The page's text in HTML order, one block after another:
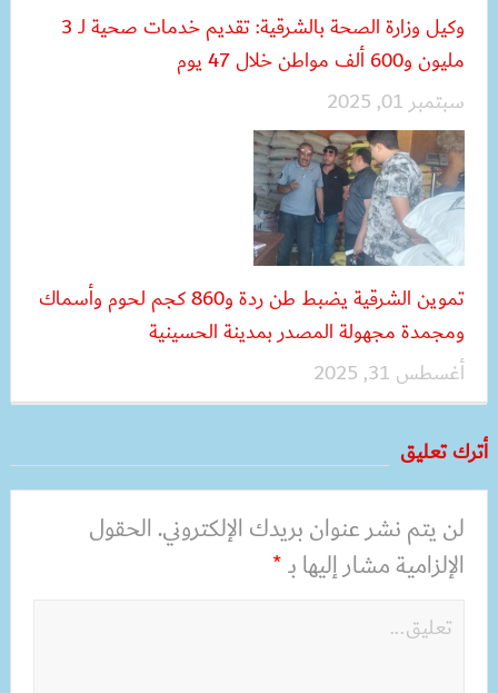
وكيل وزارة الصحة بالشرقية: تقديم خدمات صحية لـ 3
مليون و600 ألف مواطن خلال 47 يوم
سبتمبر 01, 2025
تموين الشرقية يضبط طن ردة و860 كجم لحوم وأسماك
ومجمدة مجهولة المصدر بمدينة الحسينية
أغسطس 31, 2025
أترك تعليق
لن يتم نشر عنوان بريدك الإلكتروني.الحقول
الإلزامية مشار إليها بـ*